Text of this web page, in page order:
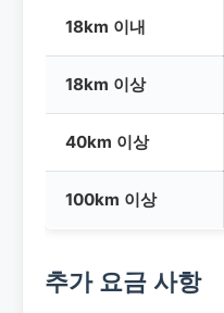
18km 이내
18km 이상
40km 이상
100km 이상
추가 요금 사항